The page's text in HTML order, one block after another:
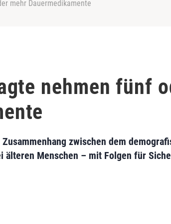
mehr Dauermedikamente
nehmen fünf
zwischen dem
Menschen – mit Folgen für